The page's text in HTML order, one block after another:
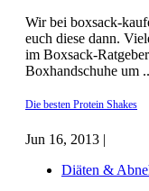
Wir bei boxsack-
euch diese dann.
im Boxsack-
Boxhandschuhe um
Die besten Protein Shakes
Jun 16, 2013 |
Diäten &